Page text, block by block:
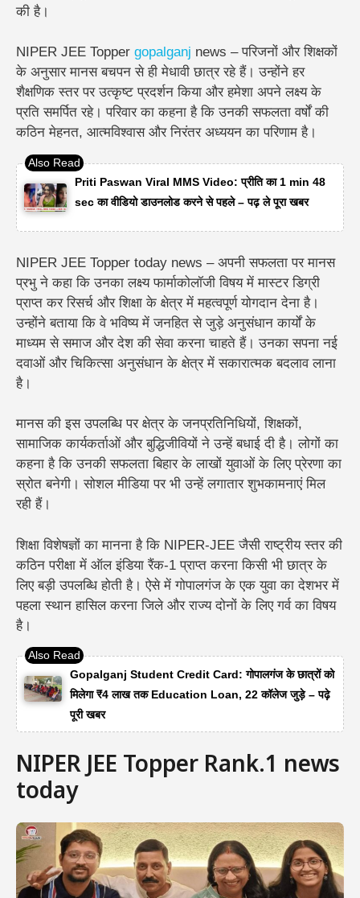
की है।
NIPER JEE Topper gopalganj news – परिजनों और शिक्षकों
के अनुसार मानस बचपन से ही मेधावी छात्र रहे हैं। उन्होंने हर
शैक्षणिक स्तर पर उत्कृष्ट प्रदर्शन किया और हमेशा अपने लक्ष्य के
प्रति समर्पित रहे। परिवार का कहना है कि उनकी सफलता वर्षों की
कठिन मेहनत, आत्मविश्वास और निरंतर अध्ययन का परिणाम है।
Priti Paswan Viral MMS Video: प्रीति का 1 min 48
sec का वीडियो डाउनलोड करने से पहले – पढ़ ले पूरा खबर
NIPER JEE Topper today news – अपनी सफलता पर मानस
प्रभु ने कहा कि उनका लक्ष्य फार्माकोलॉजी विषय में मास्टर डिग्री
प्राप्त कर रिसर्च और शिक्षा के क्षेत्र में महत्वपूर्ण योगदान देना है।
उन्होंने बताया कि वे भविष्य में जनहित से जुड़े अनुसंधान कार्यों के
माध्यम से समाज और देश की सेवा करना चाहते हैं। उनका सपना नई
दवाओं और चिकित्सा अनुसंधान के क्षेत्र में सकारात्मक बदलाव लाना
है।
मानस की इस उपलब्धि पर क्षेत्र के जनप्रतिनिधियों, शिक्षकों,
सामाजिक कार्यकर्ताओं और बुद्धिजीवियों ने उन्हें बधाई दी है। लोगों का
कहना है कि उनकी सफलता बिहार के लाखों युवाओं के लिए प्रेरणा का
स्रोत बनेगी। सोशल मीडिया पर भी उन्हें लगातार शुभकामनाएं मिल
रही हैं।
शिक्षा विशेषज्ञों का मानना है कि NIPER-JEE जैसी राष्ट्रीय स्तर की
कठिन परीक्षा में ऑल इंडिया रैंक-1 प्राप्त करना किसी भी छात्र के
लिए बड़ी उपलब्धि होती है। ऐसे में गोपालगंज के एक युवा का देशभर में
पहला स्थान हासिल करना जिले और राज्य दोनों के लिए गर्व का विषय
है।
Gopalganj Student Credit Card: गोपालगंज के छात्रों को
मिलेगा ₹4 लाख तक Education Loan, 22 कॉलेज जुड़े – पढ़े
पूरी खबर
NIPER JEE Topper Rank.1 news
today